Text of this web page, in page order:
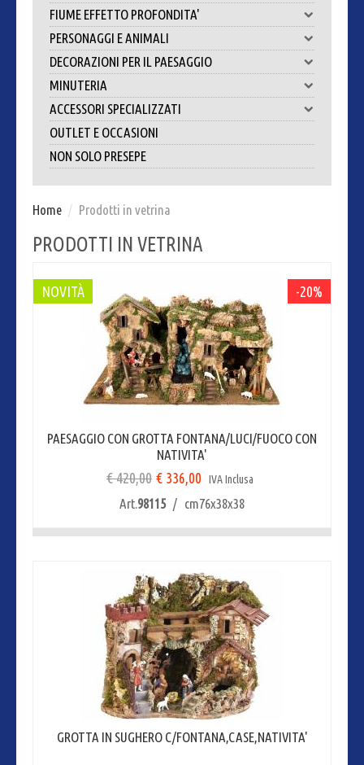
FIUME EFFETTO PROFONDITA'
PERSONAGGI E ANIMALI
DECORAZIONI PER IL PAESAGGIO
MINUTERIA
ACCESSORI SPECIALIZZATI
OUTLET E OCCASIONI
NON SOLO PRESEPE
Home / Prodotti in vetrina
PRODOTTI IN VETRINA
PAESAGGIO CON GROTTA FONTANA/LUCI/FUOCO CON
NATIVITA'
€ 420,00 € 336,00 IVA Inclusa
Art.98115/ cm76x38x38
NOVITÀ -20%
GROTTA IN SUGHERO C/FONTANA,CASE,NATIVITA'